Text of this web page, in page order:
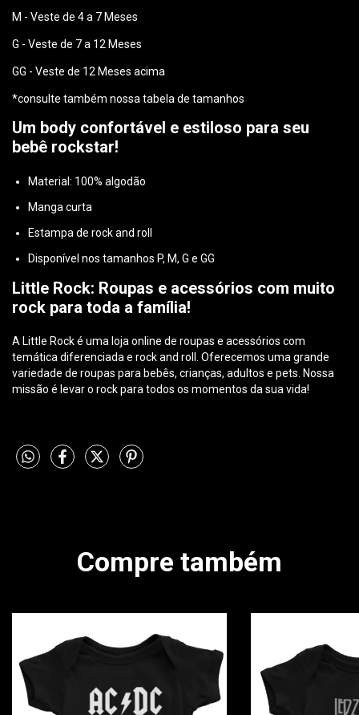
M - Veste de 4 a 7 Meses
G - Veste de 7 a 12 Meses
GG - Veste de 12 Meses acima
*consulte também nossa tabela de tamanhos
Um body confortável e estiloso para seu
bebê rockstar!
Material: 100% algodão
Manga curta
Estampa de rock and roll
Disponível nos tamanhos P, M, G e GG
Little Rock: Roupas e acessórios com muito
rock para toda a família!
A Little Rock é uma loja online de roupas e acessórios com
temática diferenciada e rock and roll. Oferecemos uma grande
variedade de roupas para bebês, crianças, adultos e pets. Nossa
missão é levar o rock para todos os momentos da sua vida!
Compre também